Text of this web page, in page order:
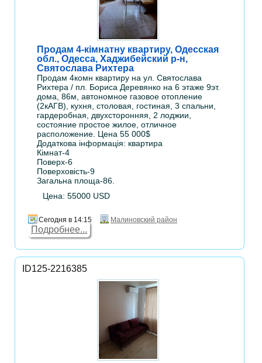
Продам 4-кімнатну квартиру, Одесская
обл., Одесса, Хаджибейский р-н,
Святослава Рихтера
Продам 4комн квартиру на ул. Святослава
Рихтера / пл. Бориса Деревянко на 6 этаже 9эт.
дома, 86м, автономное газовое отопление
(2кАГВ), кухня, столовая, гостиная, 3 спальни,
гардеробная, двухсторонняя, 2 лоджии,
состояние простое жилое, отличное
расположение. Цена 55 000$
Додаткова інформація: квартира
Кімнат-4
Поверх-6
Поверховість-9
Загальна площа-86.
Цена: 55000 USD
Сегодня в 14:15 Малиновский район
Подробнее...
ID125-2216385